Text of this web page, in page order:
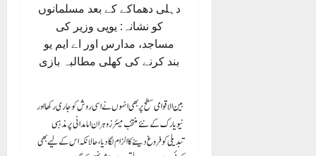
دہلی دھماکے کے بعد مسلمانوں
کو نشانہ: یوپی وزیر کی
مساجد، مدارس اور اے ایم یو
بند کرنے کی کھلی مطالبہ بازی
بین الاقوامی سطح پر بھی انہوں نے اسی روش کو جاری رکھا اور
نیویارک کے نئے منتخب میئر زوہران امامدانی پر مذہبی
تبدیلی کو فروغ دینے کا الزام لگا دیا، حالانکہ اس کے لیے بھی